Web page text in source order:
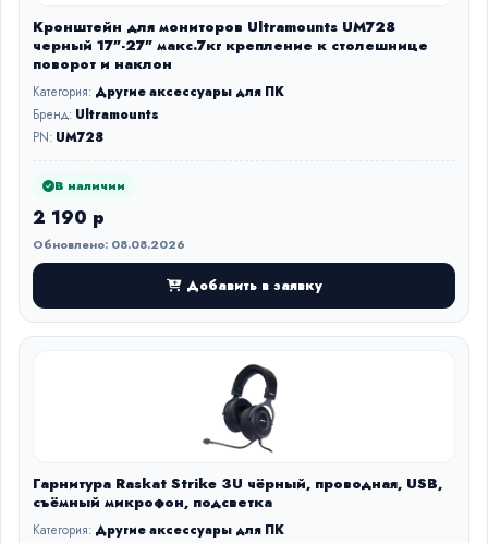
Кронштейн для мониторов Ultramounts UM728
черный 17"-27" макс.7кг крепление к столешнице
поворот и наклон
Категория: Другие аксессуары для ПК
Бренд: Ultramounts
PN: UM728
В наличии
2 190 р
Обновлено: 08.08.2026
Добавить в заявку
Гарнитура Raskat Strike 3U чёрный, проводная, USB,
съёмный микрофон, подсветка
Категория: Другие аксессуары для ПК